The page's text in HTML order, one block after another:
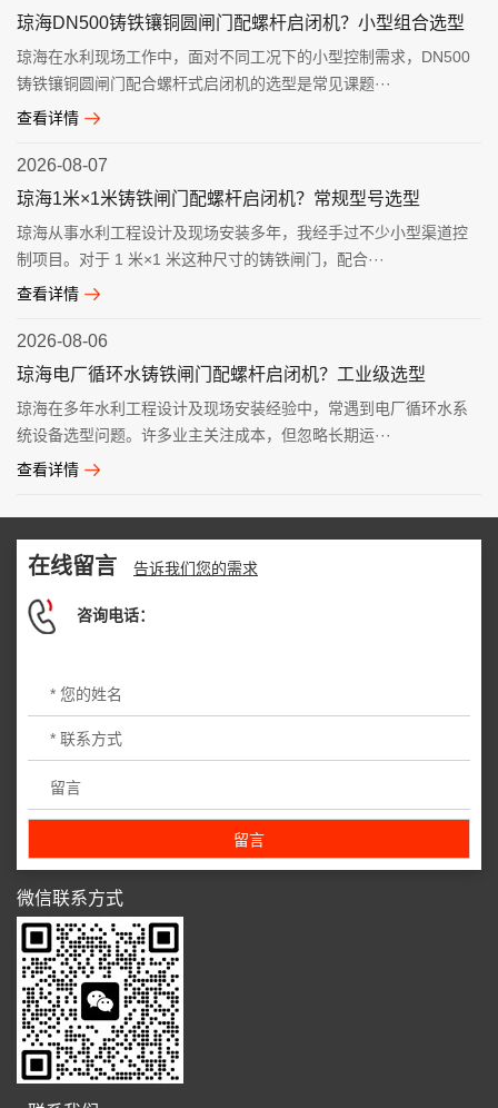
琼海DN500铸铁镶铜圆闸门配螺杆启闭机？小型组合选型
琼海在水利现场工作中，面对不同工况下的小型控制需求，DN500
铸铁镶铜圆闸门配合螺杆式启闭机的选型是常见课题···
查看详情
2026-08-07
琼海1米×1米铸铁闸门配螺杆启闭机？常规型号选型
琼海从事水利工程设计及现场安装多年，我经手过不少小型渠道控
制项目。对于 1 米×1 米这种尺寸的铸铁闸门，配合···
查看详情
2026-08-06
琼海电厂循环水铸铁闸门配螺杆启闭机？工业级选型
琼海在多年水利工程设计及现场安装经验中，常遇到电厂循环水系
统设备选型问题。许多业主关注成本，但忽略长期运···
查看详情
在线留言 告诉我们您的需求
咨询电话：
微信联系方式